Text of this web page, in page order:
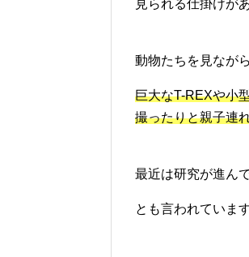
見られる仕掛けが
動物たちを見なが
巨大なT-REXや小
撮ったりと親子連
最近は研究が進ん
とも言われていま